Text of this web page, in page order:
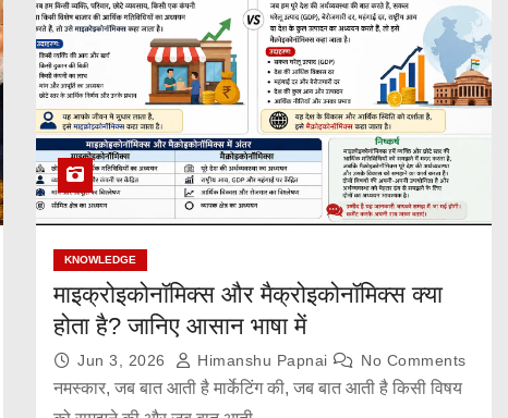
KNOWLEDGE
माइक्रोइकोनॉमिक्स और मैक्रोइकोनॉमिक्स क्या
होता है? जानिए आसान भाषा में
Jun 3, 2026 Himanshu Papnai No Comments
नमस्कार, जब बात आती है मार्केटिंग की, जब बात आती है किसी विषय